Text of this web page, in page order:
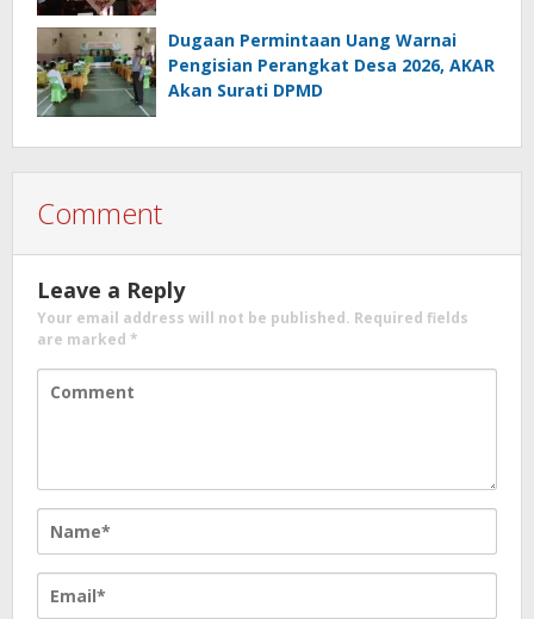
Dugaan Permintaan Uang Warnai
Pengisian Perangkat Desa 2026, AKAR
Akan Surati DPMD
Comment
Leave a Reply
Your email address will not be published. Required fields
are marked *